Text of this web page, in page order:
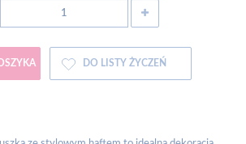
DO LISTY ŻYCZEŃ